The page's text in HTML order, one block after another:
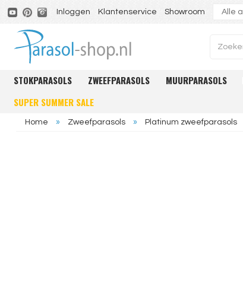
Inloggen Klantenservice Showroom
STOKPARASOLS ZWEEFPARASOLS MUURPARASOLS
SUPER SUMMER SALE
Home » Zweefparasols » Platinum zweefparasols